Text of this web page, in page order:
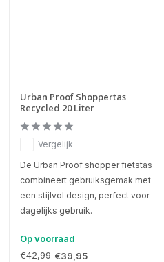
Urban Proof Shoppertas
Recycled 20 Liter
Vergelijk
De Urban Proof shopper fietstas
combineert gebruiksgemak met
een stijlvol design, perfect voor
dagelijks gebruik.
Op voorraad
€42,99 €39,95